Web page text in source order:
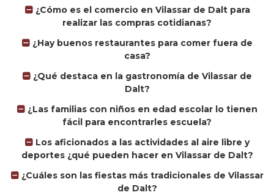
¿Cómo es el comercio en Vilassar de Dalt para
realizar las compras cotidianas?
¿Hay buenos restaurantes para comer fuera de
casa?
¿Qué destaca en la gastronomía de Vilassar de
Dalt?
¿Las familias con niños en edad escolar lo tienen
fácil para encontrarles escuela?
Los aficionados a las actividades al aire libre y
deportes ¿qué pueden hacer en Vilassar de Dalt?
¿Cuáles son las fiestas más tradicionales de Vilassar
de Dalt?